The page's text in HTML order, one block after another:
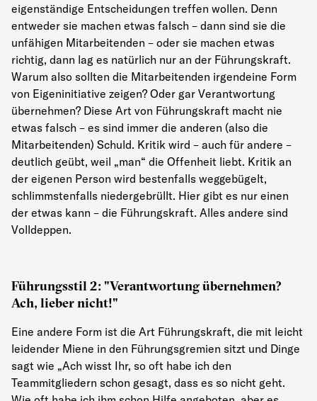
eigenständige Entscheidungen treffen wollen. Denn
entweder sie machen etwas falsch – dann sind sie die
unfähigen Mitarbeitenden – oder sie machen etwas
richtig, dann lag es natürlich nur an der Führungskraft.
Warum also sollten die Mitarbeitenden irgendeine Form
von Eigeninitiative zeigen? Oder gar Verantwortung
übernehmen? Diese Art von Führungskraft macht nie
etwas falsch – es sind immer die anderen (also die
Mitarbeitenden) Schuld. Kritik wird – auch für andere –
deutlich geübt, weil „man“ die Offenheit liebt. Kritik an
der eigenen Person wird bestenfalls weggebügelt,
schlimmstenfalls niedergebrüllt. Hier gibt es nur einen
der etwas kann – die Führungskraft. Alles andere sind
Volldeppen.
Führungsstil 2: "Verantwortung übernehmen?
Ach, lieber nicht!"
Eine andere Form ist die Art Führungskraft, die mit leicht
leidender Miene in den Führungsgremien sitzt und Dinge
sagt wie „Ach wisst Ihr, so oft habe ich den
Teammitgliedern schon gesagt, dass es so nicht geht.